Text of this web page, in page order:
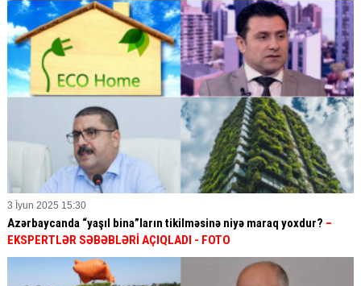
3 İyun 2025 15:30
Azərbaycanda “yaşıl bina”ların tikilməsinə niyə maraq yoxdur? –
EKSPERTLƏR SƏBƏBLƏRİ AÇIQLADI - FOTO